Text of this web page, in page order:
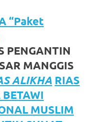
“Paket
PENGANTIN
MANGGIS
ALIKHA RIAS
MUSLIM